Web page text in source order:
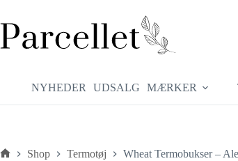
indhold
NYHEDER UDSALG MÆRKER
Shop Termotøj Wheat Termobukser –